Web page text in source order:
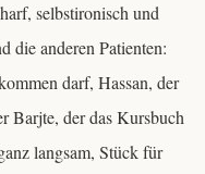
selbstironisch und
die anderen Patienten:
darf, Hassan, der
Barjte, der das Kursbuch
langsam, Stück für